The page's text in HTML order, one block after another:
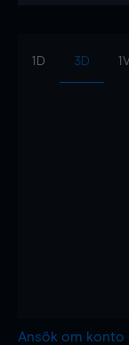
1D 3D 1V
Ansök om konto